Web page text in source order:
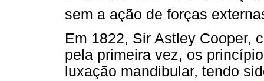
sem a ação de forças
Em 1822, Sir Astley Cooper,
pela primeira vez, os
luxação mandibular, tendo